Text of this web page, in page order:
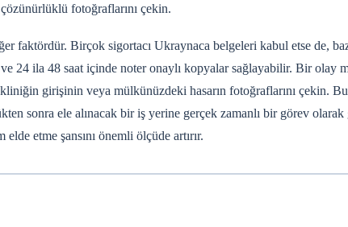
fotoğraflarını çekin.
faktördür. Birçok sigortacı Ukraynaca belgeleri kabul etse de,
24 ila 48 saat içinde noter onaylı kopyalar sağlayabilir. Bir olay
girişinin veya mülkünüzdeki hasarın fotoğraflarını çekin.
sonra ele alınacak bir iş yerine gerçek zamanlı bir görev
etme şansını önemli ölçüde artırır.